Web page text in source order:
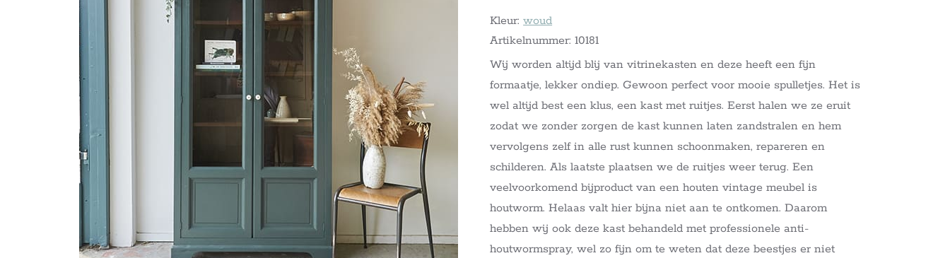
Kleur:woud
Artikelnummer: 10181
Wij worden altijd blij van vitrinekasten en deze heeft een fijn
formaatje, lekker ondiep. Gewoon perfect voor mooie spulletjes. Het is
wel altijd best een klus, een kast met ruitjes. Eerst halen we ze eruit
zodat we zonder zorgen de kast kunnen laten zandstralen en hem
vervolgens zelf in alle rust kunnen schoonmaken, repareren en
schilderen. Als laatste plaatsen we de ruitjes weer terug. Een
veelvoorkomend bijproduct van een houten vintage meubel is
houtworm. Helaas valt hier bijna niet aan te ontkomen. Daarom
hebben wij ook deze kast behandeld met professionele anti-
houtwormspray, wel zo fijn om te weten dat deze beestjes er niet